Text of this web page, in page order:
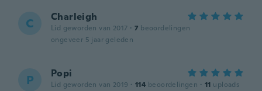
C Charleigh
Lid geworden van 2017 · 7 beoordelingen
ongeveer 5 jaar geleden
P Popi
Lid geworden van 2019 · 114 beoordelingen · 11 uploads